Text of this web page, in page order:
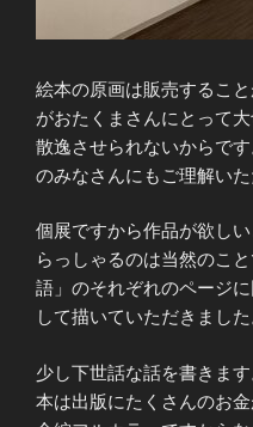
絵本の原画は販売するこ
がおたくまさんにとって
散逸させられないからで
のみなさんにもご理解いた
個展ですから作品が欲し
らっしゃるのは当然のこ
語」のそれぞれのページ
して描いていただきました
少し下世話な話を書きます
本は出版にたくさんのお